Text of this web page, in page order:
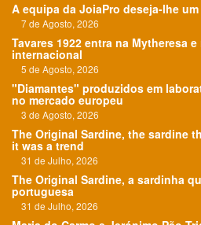
A equipa da JoiaPro deseja-lhe
7 de Agosto, 2026
Tavares 1922 entra na Mytheresa
internacional
5 de Agosto, 2026
"Diamantes" produzidos em
no mercado europeu
3 de Agosto, 2026
The Original Sardine, the sardine
it was a trend
31 de Julho, 2026
The Original Sardine, a sardinha
portuguesa
31 de Julho, 2026